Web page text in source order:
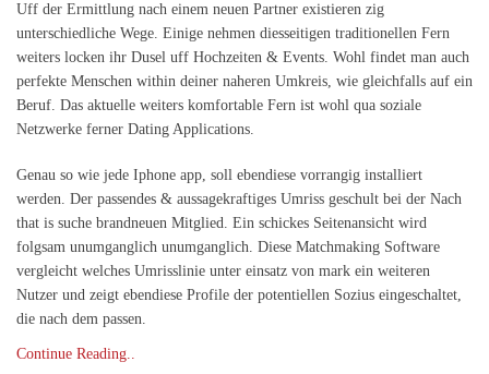
Uff der Ermittlung nach einem neuen Partner existieren zig
unterschiedliche Wege. Einige nehmen diesseitigen traditionellen Fern
weiters locken ihr Dusel uff Hochzeiten & Events. Wohl findet man auch
perfekte Menschen within deiner naheren Umkreis, wie gleichfalls auf ein
Beruf. Das aktuelle weiters komfortable Fern ist wohl qua soziale
Netzwerke ferner Dating Applications.
Genau so wie jede Iphone app, soll ebendiese vorrangig installiert
werden. Der passendes & aussagekraftiges Umriss geschult bei der Nach
that is suche brandneuen Mitglied. Ein schickes Seitenansicht wird
folgsam unumganglich unumganglich. Diese Matchmaking Software
vergleicht welches Umrisslinie unter einsatz von mark ein weiteren
Nutzer und zeigt ebendiese Profile der potentiellen Sozius eingeschaltet,
die nach dem passen.
Continue Reading..